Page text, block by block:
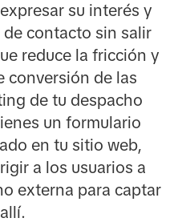
su interés y
contacto sin salir
reduce la fricción y
conversión de las
de tu despacho
un formulario
en tu sitio web,
a los usuarios a
externa para captar